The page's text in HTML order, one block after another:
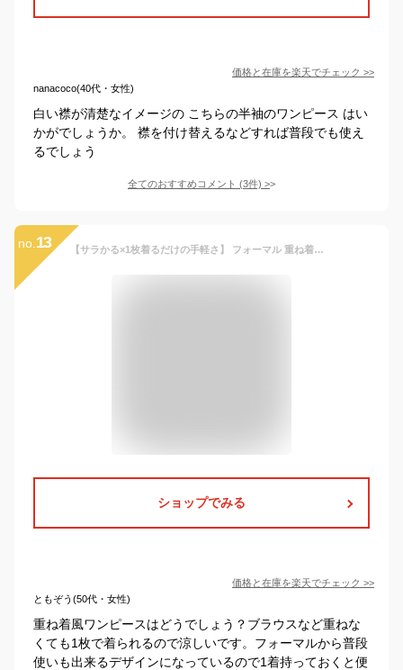
価格と在庫を楽天でチェック >>
nanacoco(40代・女性)
白い襟が清楚なイメージの こちらの半袖のワンピース はい
かがでしょうか。 襟を付け替えるなどすれば普段でも使え
るでしょう
全てのおすすめコメント (3件) >
no. 13 【サラかる×1枚着るだけの手軽さ】 フォーマル 重ね着風 ワンピース キッズ 女の子 夏用 喪服 礼服 法事 冠婚葬祭 発表会 半袖 子供 リボン フリル スカラップ 子供服 ドッキング ワンピ レイヤード 子ども 夏 黒 ブラック こども服
ショップでみる
価格と在庫を楽天でチェック >>
ともぞう(50代・女性)
重ね着風ワンピースはどうでしょう？ブラウスなど重ねな
くても1枚で着られるので涼しいです。フォーマルから普段
使いも出来るデザインになっているので1着持っておくと便